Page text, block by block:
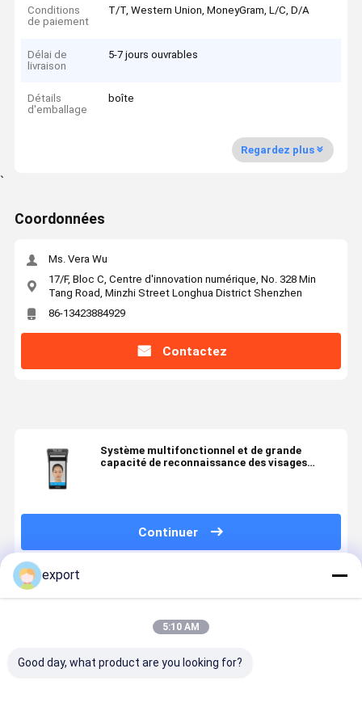
Conditions
de paiement
T/T, Western Union, MoneyGram, L/C, D/A
Délai de
livraison
5-7 jours ouvrables
Détails
d'emballage
boîte
Regardez plus
`
Coordonnées
Ms. Vera Wu
17/F, Bloc C, Centre d'innovation numérique, No. 328 Min
Tang Road, Minzhi Street Longhua District Shenzhen
86-13423884929
Contactez
Système multifonctionnel et de grande
capacité de reconnaissance des visages
Continuer
Produits Recommandés
export
5:10 AM
Good day, what product are you looking for?